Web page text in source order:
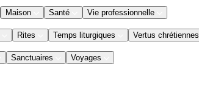
Maison Santé Vie professionnelle
Rites Temps liturgiques Vertus chrétiennes
Sanctuaires Voyages